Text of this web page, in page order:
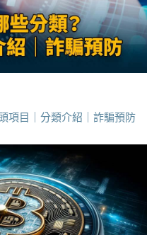
項目｜分類介紹｜詐騙預防